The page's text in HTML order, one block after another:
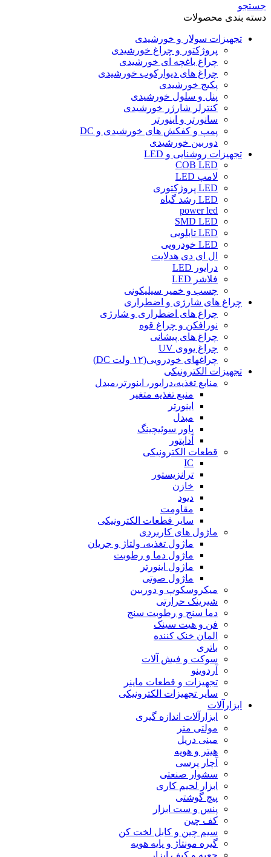
جستجو
دسته بندی محصولات
تجهیزات سولار و خورشیدی
پروژکتور و چراغ خورشیدی
چراغ باغچه ای خورشیدی
چراغ های دیوارکوب خورشیدی
پکیج خورشیدی
پنل و سلول خورشیدی
کنترلر شارژر خورشیدی
سانورتر و اینورتر
پمپ و کفکش های خورشیدی و DC
دوربین خورشیدی
تجهیزات روشنایی و LED
COB LED
لامپ LED
LED پروژکتوری
LED رشد گیاه
power led
SMD LED
LED تابلویی
LED خودرویی
ال ای دی هدلایت
درایور LED
فلاشر LED
چسب و خمیر سیلیکونی
چراغ های شارژی و اضطراری
چراغ های اضطراری و شارژی
نورافکن و چراغ قوه
چراغ های پیشانی
چراغ یووی UV
چراغهای خودرویی(۱۲ ولت DC)
تجهیزات الکترونیکی
منابع تغذیه،درایور، اینورتر،مبدل
منبع تغذیه متغیر
اینورتر
مبدل
پاور سوئیچینگ
آداپتور
قطعات الکترونیکی
IC
ترانزیستور
خازن
دیود
مقاومت
سایر قطعات الکترونیکی
ماژول های کاربردی
ماژول تغذیه، ولتاژ و جریان
ماژول دما و رطوبت
ماژول اینورتر
ماژول صوتی
میکروسکوپ و دوربین
شیرینک حرارتی
دما سنج و رطوبت سنج
فن و هیت سینک
المان خنک کننده
باتری
سوکت و فیش آلات
آردوینو
تجهیزات و قطعات ماینر
سایر تجهیزات الکترونیکی
ابزارآلات
ابزارآلات اندازه گیری
مولتی متر
مینی دریل
هیتر و هویه
آچار پرسی
سشوار صنعتی
ابزار لحیم کاری
پیچ گوشتی
پنس و ست ابزار
کف چین
سیم چین و کابل لخت کن
گیره مونتاژ و پایه هویه
جعبه و کیف ابزار